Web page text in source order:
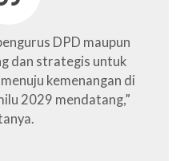
DPD maupun
dan strategis untuk
kemenangan di
2029 mendatang,”